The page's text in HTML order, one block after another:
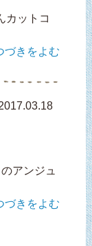
カットコ
づきをよむ
アンジュ
づきをよむ